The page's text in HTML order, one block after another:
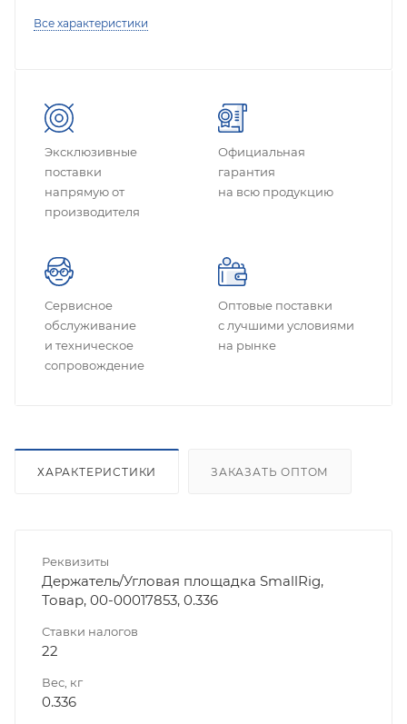
Все характеристики
Эксклюзивные
поставки
напрямую от
производителя
Официальная
гарантия
на всю продукцию
Сервисное
обслуживание
и техническое
сопровождение
Оптовые поставки
с лучшими условиями
на рынке
ХАРАКТЕРИСТИКИ ЗАКАЗАТЬ ОПТОМ
Реквизиты
Держатель/Угловая площадка SmallRig,
Товар, 00-00017853, 0.336
Ставки налогов
22
Вес, кг
0.336